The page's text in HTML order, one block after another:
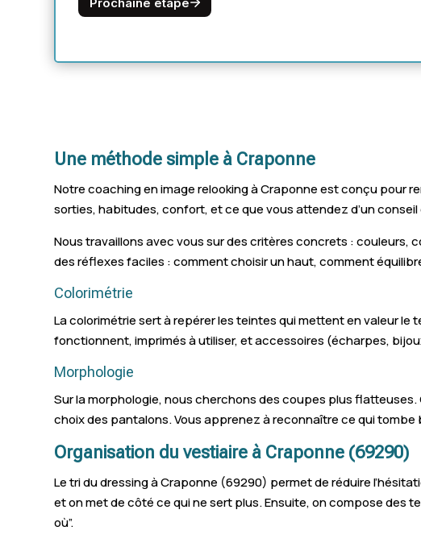
Une méthode simple à Craponne
Notre coaching en image relooking à Craponne est conçu pour
sorties, habitudes, confort, et ce que vous attendez d’un conseil
Nous travaillons avec vous sur des critères concrets : couleurs,
des réflexes faciles : comment choisir un haut, comment
Colorimétrie
La colorimétrie sert à repérer les teintes qui mettent en valeur
fonctionnent, imprimés à utiliser, et accessoires (écharpes,
Morphologie
Sur la morphologie, nous cherchons des coupes plus
choix des pantalons. Vous apprenez à reconnaître ce qui
Organisation du vestiaire à Craponne (69290)
Le tri du dressing à Craponne (69290) permet de réduire
et on met de côté ce qui ne sert plus. Ensuite, on compose des
où”.